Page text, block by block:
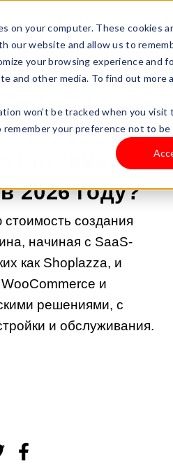
on your computer. These cookies
our website and allow us to
your browsing experience and
and other media. To find out more
won’t be tracked when you
remember your preference not to
стоить
интернет-
2026 году?
создания
начиная с SaaS-
как Shoplazza, и
и
решениями, с
и обслуживания.